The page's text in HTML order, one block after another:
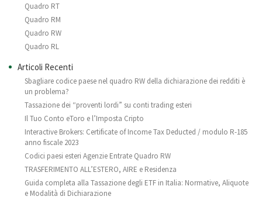
Quadro RT
Quadro RM
Quadro RW
Quadro RL
Articoli Recenti
Sbagliare codice paese nel quadro RW della dichiarazione dei redditi è
un problema?
Tassazione dei “proventi lordi” su conti trading esteri
Il Tuo Conto eToro e l’Imposta Cripto
Interactive Brokers: Certificate of Income Tax Deducted / modulo R-185
anno fiscale 2023
Codici paesi esteri Agenzie Entrate Quadro RW
TRASFERIMENTO ALL’ESTERO, AIRE e Residenza
Guida completa alla Tassazione degli ETF in Italia: Normative, Aliquote
e Modalità di Dichiarazione